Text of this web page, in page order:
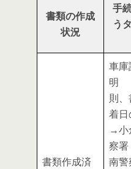
書類の作成
状況
手
う
書類作成済
車庫
明
則
着日
→小
察署
南警